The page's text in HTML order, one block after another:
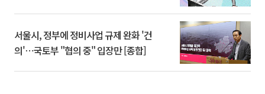
서울시, 정부에 정비사업 규제 완화 '건
의'⋯국토부 "협의 중" 입장만 [종합]